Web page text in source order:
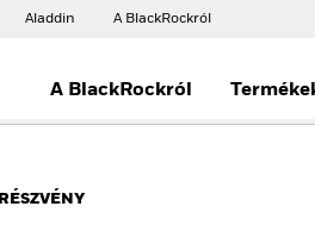
Aladdin A BlackRockról
A BlackRockról
RÉSZVÉNY